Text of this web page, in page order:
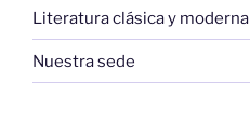
Literatura clásica y moderna
Nuestra sede